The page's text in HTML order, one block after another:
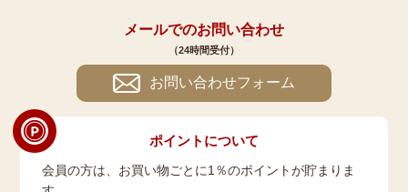
メールでのお問い合わせ
（24時間受付）
お問い合わせフォーム
ポイントについて
会員の方は、お買い物ごとに1％のポイントが貯まりま